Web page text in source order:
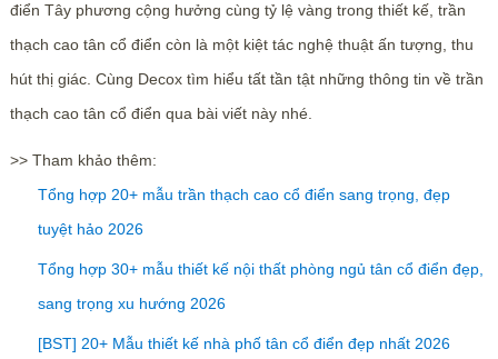
điển Tây phương cộng hưởng cùng tỷ lệ vàng trong thiết kế, trần
thạch cao tân cổ điển còn là một kiệt tác nghệ thuật ấn tượng, thu
hút thị giác. Cùng Decox tìm hiểu tất tần tật những thông tin về trần
thạch cao tân cổ điển qua bài viết này nhé.
>> Tham khảo thêm:
Tổng hợp 20+ mẫu trần thạch cao cổ điển sang trọng, đẹp
tuyệt hảo 2026
Tổng hợp 30+ mẫu thiết kế nội thất phòng ngủ tân cổ điển đẹp,
sang trọng xu hướng 2026
[BST] 20+ Mẫu thiết kế nhà phố tân cổ điển đẹp nhất 2026